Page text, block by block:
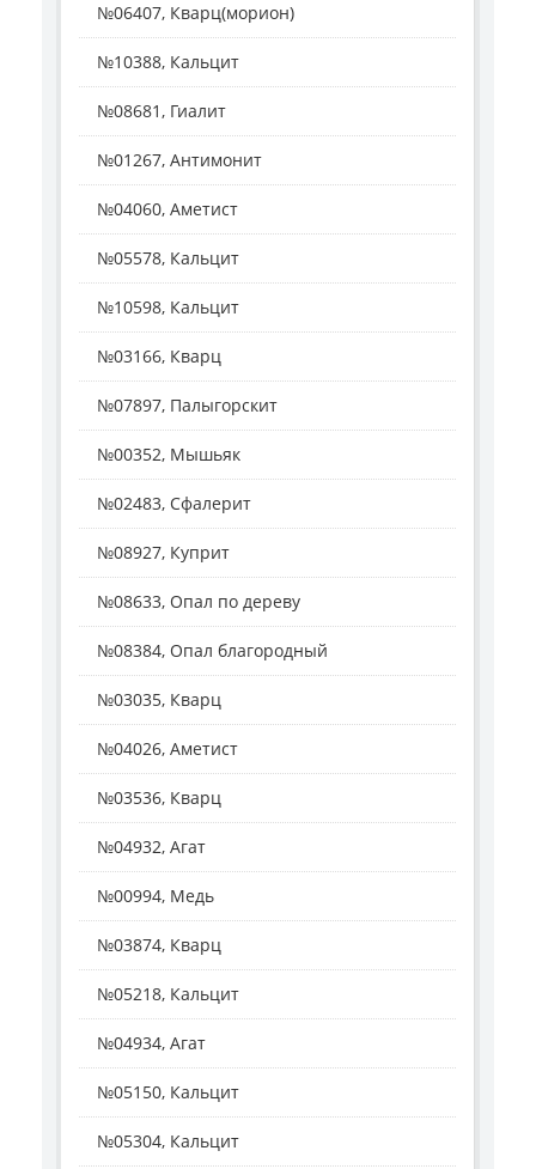
№06407, Кварц(морион)
№10388, Кальцит
№08681, Гиалит
№01267, Антимонит
№04060, Аметист
№05578, Кальцит
№10598, Кальцит
№03166, Кварц
№07897, Палыгорскит
№00352, Мышьяк
№02483, Сфалерит
№08927, Куприт
№08633, Опал по дереву
№08384, Опал благородный
№03035, Кварц
№04026, Аметист
№03536, Кварц
№04932, Агат
№00994, Медь
№03874, Кварц
№05218, Кальцит
№04934, Агат
№05150, Кальцит
№05304, Кальцит